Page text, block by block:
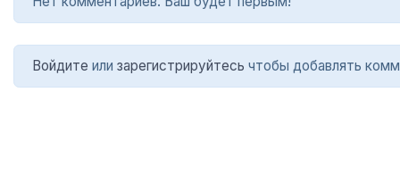
Войдите или зарегистрируйтесь чтобы добавлять